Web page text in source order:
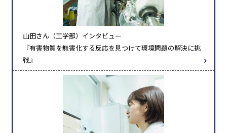
山田さん（工学部）インタビュー
『有害物質を無害化する反応を見つけて環境問題の解決に挑
戦』